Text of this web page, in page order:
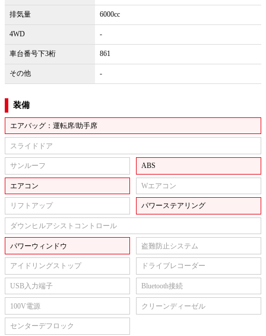
排気量 6000cc
4WD -
車台番号下3桁 861
その他 -
装備
エアバッグ：運転席/助手席
スライドドア
サンルーフ ABS
エアコン Wエアコン
リフトアップ パワーステアリング
ダウンヒルアシストコントロール
パワーウィンドウ 盗難防止システム
アイドリングストップ ドライブレコーダー
USB入力端子 Bluetooth接続
100V電源 クリーンディーゼル
センターデフロック